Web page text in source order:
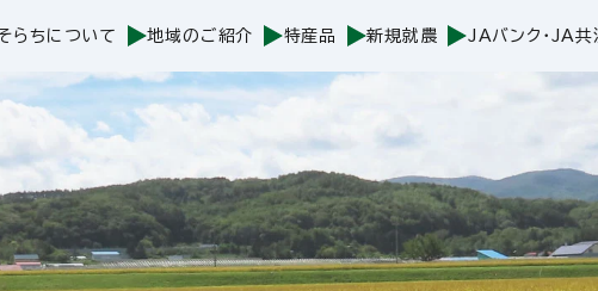
らちについて 地域のご紹介 特産品 新規就農 JAバンク・JA共